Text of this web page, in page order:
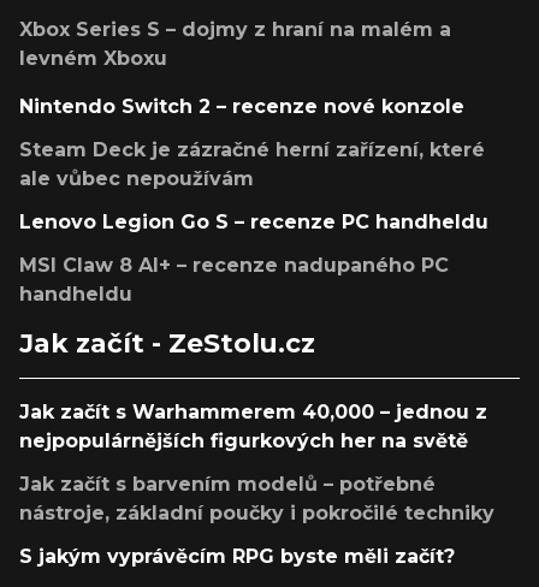
Xbox Series S – dojmy z hraní na malém a
levném Xboxu
Nintendo Switch 2 – recenze nové konzole
Steam Deck je zázračné herní zařízení, které
ale vůbec nepoužívám
Lenovo Legion Go S – recenze PC handheldu
MSI Claw 8 AI+ – recenze nadupaného PC
handheldu
Jak začít - ZeStolu.cz
Jak začít s Warhammerem 40,000 – jednou z
nejpopulárnějších figurkových her na světě
Jak začít s barvením modelů – potřebné
nástroje, základní poučky i pokročilé techniky
S jakým vyprávěcím RPG byste měli začít?